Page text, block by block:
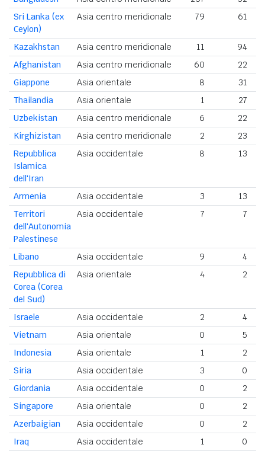
Sri Lanka (ex
Ceylon)
Asia centro meridionale 79 61
Kazakhstan Asia centro meridionale 11
94
Afghanistan
Asia centro meridionale 60
22
Giappone
Asia orientale 8
31
Thailandia
Asia orientale 1
27
Uzbekistan
Asia centro meridionale 6
22
Kirghizistan
Asia centro meridionale 2
23
Repubblica
Islamica
dell'Iran
Asia occidentale 8 13
Armenia Asia occidentale 3
13
Territori
dell'Autonomia
Palestinese
Asia occidentale 7 7
Libano Asia occidentale 9
4
Repubblica di
Corea (Corea
del Sud)
Asia orientale 4 2
Israele Asia occidentale 2
4
Vietnam
Asia orientale 0
5
Indonesia
Asia orientale 1
2
Siria
Asia occidentale 3
0
Giordania
Asia occidentale 0
2
Singapore
Asia orientale 0
2
Azerbaigian
Asia occidentale 0
2
Iraq
Asia occidentale 1
0